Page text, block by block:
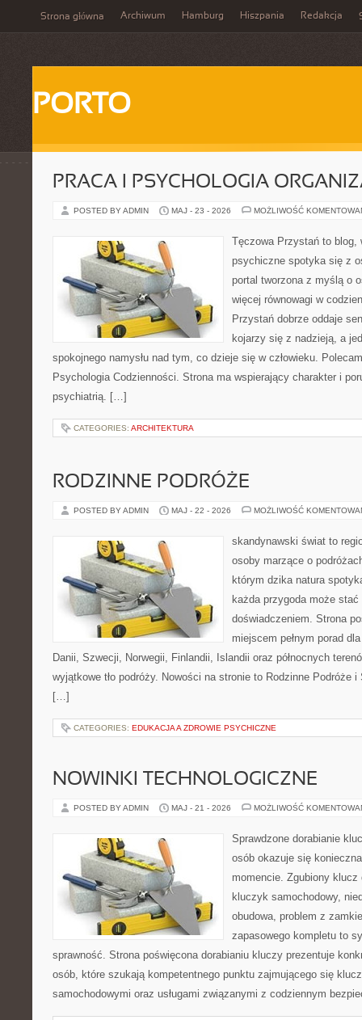
Strona główna Archiwum Hamburg Hiszpania Redakcja
PORTO
PRACA I PSYCHOLOGIA
POSTED BY ADMIN MAJ - 23 - 2026 MOŻLIWOŚĆ
Tęczowa Przystań to blog,
psychiczne spotyka się z
portal tworzona z myślą o
więcej równowagi w
Przystań dobrze oddaje
kojarzy się z nadzieją, a
spokojnego namysłu nad tym, co dzieje się w człowieku.
Psychologia Codzienności. Strona ma wspierający charakter i
psychiatrią. […]
CATEGORIES: ARCHITEKTURA
RODZINNE PODRÓŻE
POSTED BY ADMIN MAJ - 22 - 2026 MOŻLIWOŚĆ
skandynawski świat to
osoby marzące o
którym dzika natura
każda przygoda może
doświadczeniem. Strona
miejscem pełnym porad
Danii, Szwecji, Norwegii, Finlandii, Islandii oraz północnych
wyjątkowe tło podróży. Nowości na stronie to Rodzinne Podróże
[…]
CATEGORIES: EDUKACJA A ZDROWIE PSYCHICZNE
NOWINKI TECHNOLOGICZNE
POSTED BY ADMIN MAJ - 21 - 2026 MOŻLIWOŚĆ
Sprawdzone dorabianie
osób okazuje się
momencie. Zgubiony
kluczyk samochodowy,
obudowa, problem z
zapasowego kompletu to
sprawność. Strona poświęcona dorabianiu kluczy prezentuje
osób, które szukają kompetentnego punktu zajmującego się
samochodowymi oraz usługami związanymi z codziennym